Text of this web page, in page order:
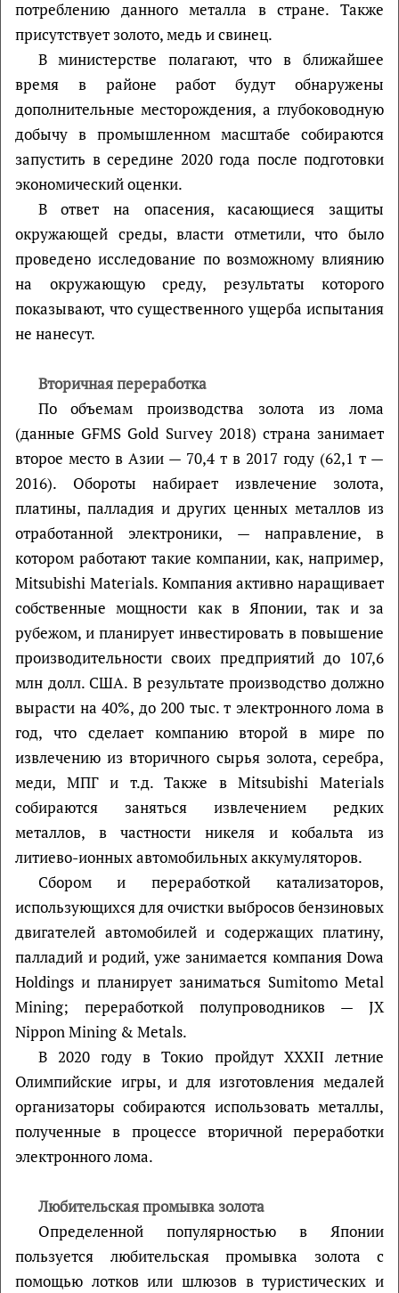
потреблению данного металла в стране. Также
присутствует золото, медь и свинец.
В министерстве полагают, что в ближайшее
время в районе работ будут обнаружены
дополнительные месторождения, а глубоководную
добычу в промышленном масштабе собираются
запустить в середине 2020 года после подготовки
экономический оценки.
В ответ на опасения, касающиеся защиты
окружающей среды, власти отметили, что было
проведено исследование по возможному влиянию
на окружающую среду, результаты которого
показывают, что существенного ущерба испытания
не нанесут.
Вторичная переработка
По объемам производства золота из лома
(данные GFMS Gold Survey 2018) страна занимает
второе место в Азии — 70,4 т в 2017 году (62,1 т —
2016). Обороты набирает извлечение золота,
платины, палладия и других ценных металлов из
отработанной электроники, — направление, в
котором работают такие компании, как, например,
Mitsubishi Materials. Компания активно наращивает
собственные мощности как в Японии, так и за
рубежом, и планирует инвестировать в повышение
производительности своих предприятий до 107,6
млн долл. США. В результате производство должно
вырасти на 40%, до 200 тыс. т электронного лома в
год, что сделает компанию второй в мире по
извлечению из вторичного сырья золота, серебра,
меди, МПГ и т.д. Также в Mitsubishi Materials
собираются заняться извлечением редких
металлов, в частности никеля и кобальта из
литиево-ионных автомобильных аккумуляторов.
Сбором и переработкой катализаторов,
использующихся для очистки выбросов бензиновых
двигателей автомобилей и содержащих платину,
палладий и родий, уже занимается компания Dowa
Holdings и планирует заниматься Sumitomo Metal
Mining; переработкой полупроводников — JX
Nippon Mining & Metals.
В 2020 году в Токио пройдут XXXII летние
Олимпийские игры, и для изготовления медалей
организаторы собираются использовать металлы,
полученные в процессе вторичной переработки
электронного лома.
Любительская промывка золота
Определенной популярностью в Японии
пользуется любительская промывка золота с
помощью лотков или шлюзов в туристических и